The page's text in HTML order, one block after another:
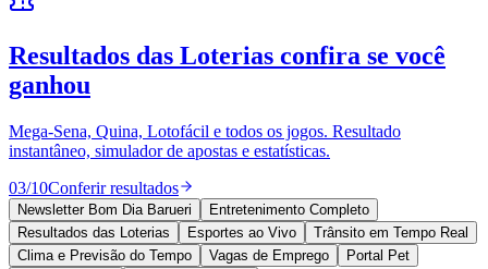
Bragantino
Resultados das Loterias confira se você
ganhou
Mega-Sena, Quina, Lotofácil e todos os jogos. Resultado
instantâneo, simulador de apostas e estatísticas.
03/10Conferir resultados
Newsletter Bom Dia Barueri
Entretenimento Completo
Resultados das Loterias
Esportes ao Vivo
Trânsito em Tempo Real
Clima e Previsão do Tempo
Vagas de Emprego
Portal Pet